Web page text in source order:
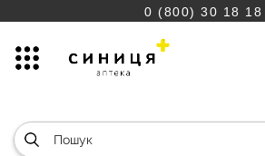
0 (800) 30 18 18